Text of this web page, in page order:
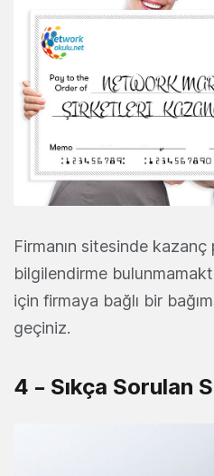
Firmanın sitesinde kazanç
bilgilendirme
için firmaya bağlı bir
geçiniz.
4 – Sıkça Sorulan